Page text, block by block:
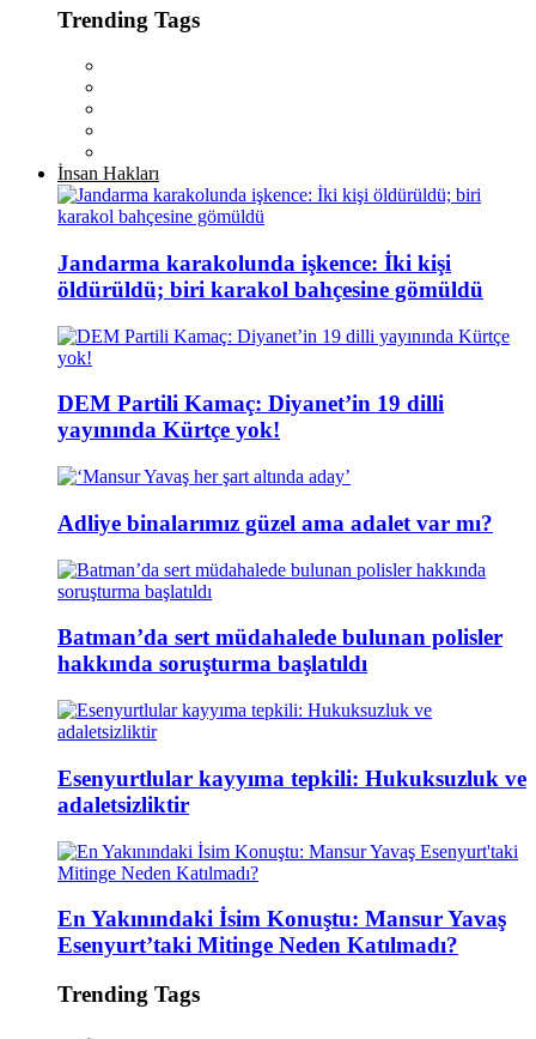
Trending Tags
İnsan Hakları
Jandarma karakolunda işkence: İki kişi
öldürüldü; biri karakol bahçesine gömüldü
DEM Partili Kamaç: Diyanet’in 19 dilli
yayınında Kürtçe yok!
Adliye binalarımız güzel ama adalet var mı?
Batman’da sert müdahalede bulunan polisler
hakkında soruşturma başlatıldı
Esenyurtlular kayyıma tepkili: Hukuksuzluk ve
adaletsizliktir
En Yakınındaki İsim Konuştu: Mansur Yavaş
Esenyurt’taki Mitinge Neden Katılmadı?
Trending Tags